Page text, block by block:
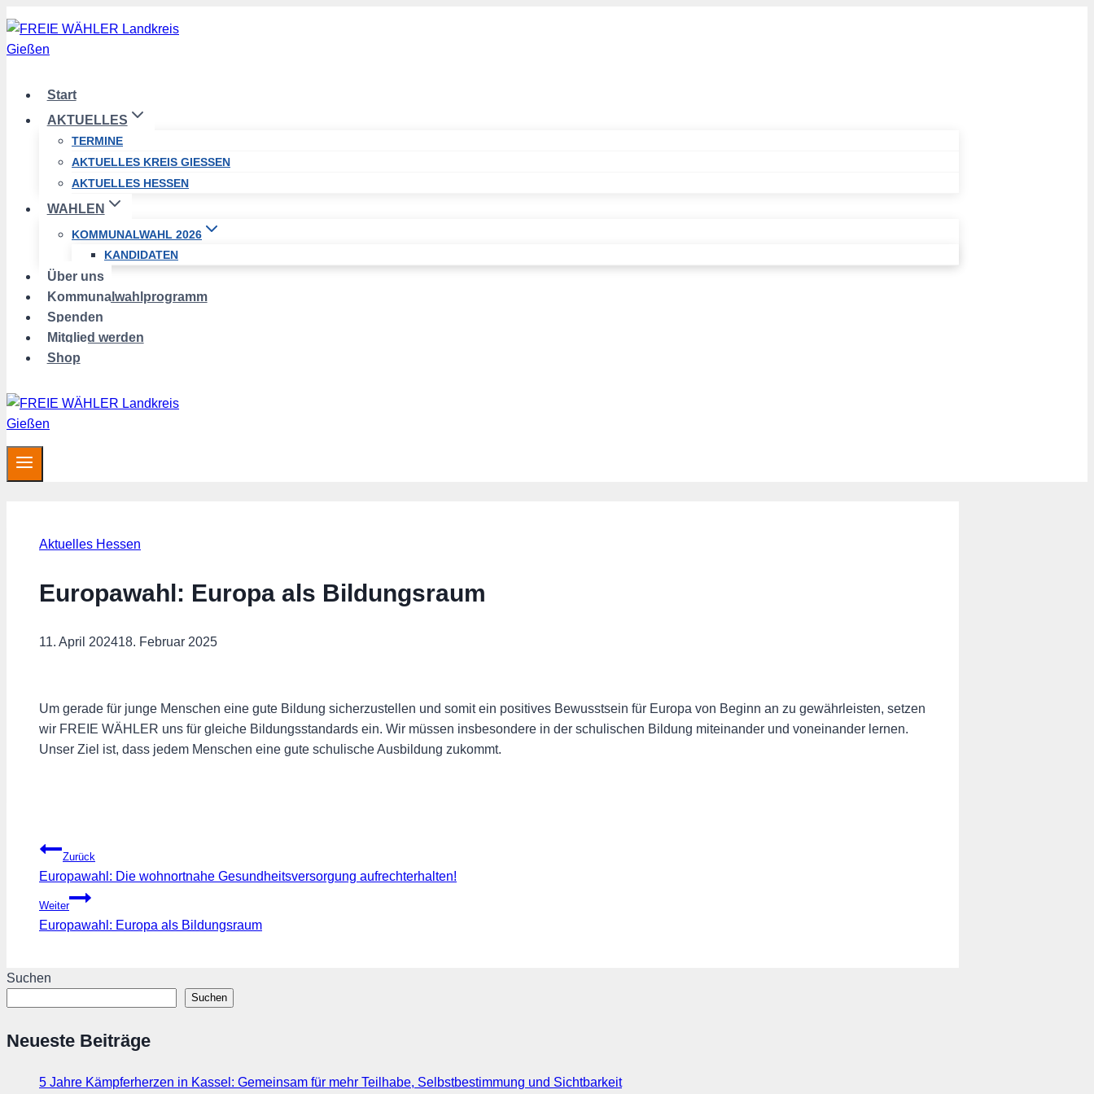
Zum
Inhalt
springen
Start
AKTUELLES
TERMINE
AKTUELLES KREIS GIESSEN
AKTUELLES HESSEN
WAHLEN
KOMMUNALWAHL 2026
KANDIDATEN
Über uns
Kommunalwahlprogramm
Spenden
Mitglied werden
Shop
Aktuelles Hessen
Europawahl: Europa als Bildungsraum
11. April 202418. Februar 2025
Um gerade für junge Menschen eine gute Bildung sicherzustellen und somit ein positives Bewusstsein für Europa von Beginn an zu gewährleisten, setzen
wir FREIE WÄHLER uns für gleiche Bildungsstandards ein. Wir müssen insbesondere in der schulischen Bildung miteinander und voneinander lernen.
Unser Ziel ist, dass jedem Menschen eine gute schulische Ausbildung zukommt.
Beitragsnavigation
Zurück
Europawahl: Die wohnortnahe Gesundheitsversorgung aufrechterhalten!
Weiter
Europawahl: Europa als Bildungsraum
Suchen
Suchen
Neueste Beiträge
5 Jahre Kämpferherzen in Kassel: Gemeinsam für mehr Teilhabe, Selbstbestimmung und Sichtbarkeit